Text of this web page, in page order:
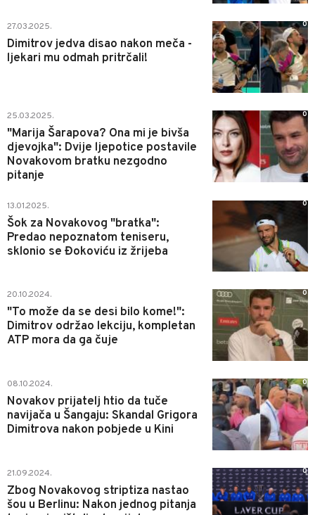
27.03.2025.
Dimitrov jedva disao nakon meča -
ljekari mu odmah pritrčali!
0
25.03.2025.
"Marija Šarapova? Ona mi je bivša
djevojka": Dvije ljepotice postavile
Novakovom bratku nezgodno
pitanje
0
13.01.2025.
Šok za Novakovog "bratka":
Predao nepoznatom teniseru,
sklonio se Đokoviću iz žrijeba
0
20.10.2024.
"To može da se desi bilo kome!":
Dimitrov održao lekciju, kompletan
ATP mora da ga čuje
0
08.10.2024.
Novakov prijatelj htio da tuče
navijača u Šangaju: Skandal Grigora
Dimitrova nakon pobjede u Kini
0
21.09.2024.
Zbog Novakovog striptiza nastao
šou u Berlinu: Nakon jednog pitanja
0